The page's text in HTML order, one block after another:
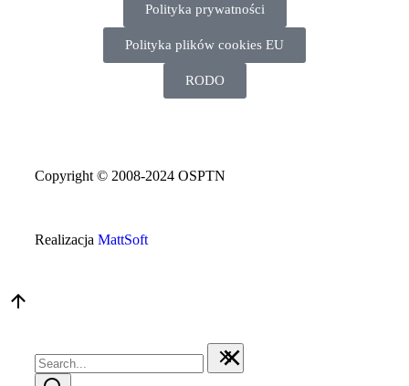
Copyright © 2008-2024 OSPTN
Realizacja MattSoft
Polityka prywatności
Polityka plików cookies EU
RODO